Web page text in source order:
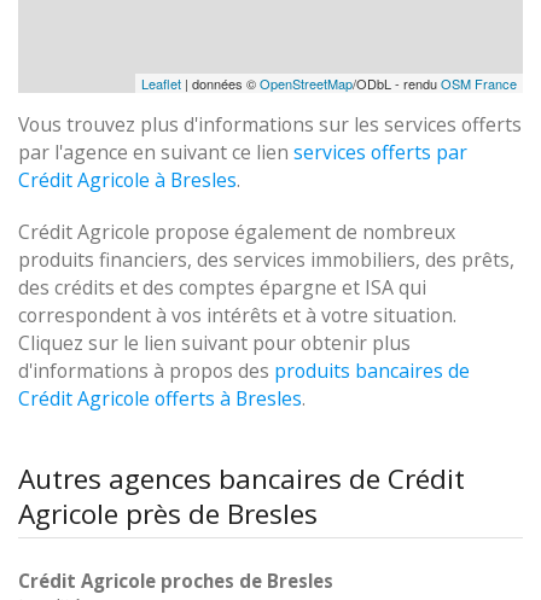
Leaflet | données ©OpenStreetMap/ODbL - renduOSM France
Vous trouvez plus d'informations sur les services offerts
par l'agence en suivant ce lien services offerts par
Crédit Agricole à Bresles.
Crédit Agricole propose également de nombreux
produits financiers, des services immobiliers, des prêts,
des crédits et des comptes épargne et ISA qui
correspondent à vos intérêts et à votre situation.
Cliquez sur le lien suivant pour obtenir plus
d'informations à propos des produits bancaires de
Crédit Agricole offerts à Bresles.
Autres agences bancaires de Crédit
Agricole près de Bresles
Crédit Agricole proches de Bresles